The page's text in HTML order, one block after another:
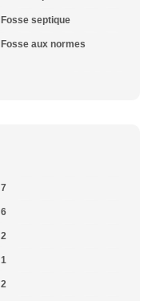
Fosse septique
Fosse aux normes
7
6
2
1
2